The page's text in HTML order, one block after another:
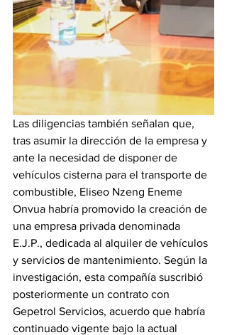
Las diligencias también señalan que,
tras asumir la dirección de la empresa y
ante la necesidad de disponer de
vehículos cisterna para el transporte de
combustible, Eliseo Nzeng Eneme
Onvua habría promovido la creación de
una empresa privada denominada
E.J.P., dedicada al alquiler de vehículos
y servicios de mantenimiento. Según la
investigación, esta compañía suscribió
posteriormente un contrato con
Gepetrol Servicios, acuerdo que habría
continuado vigente bajo la actual